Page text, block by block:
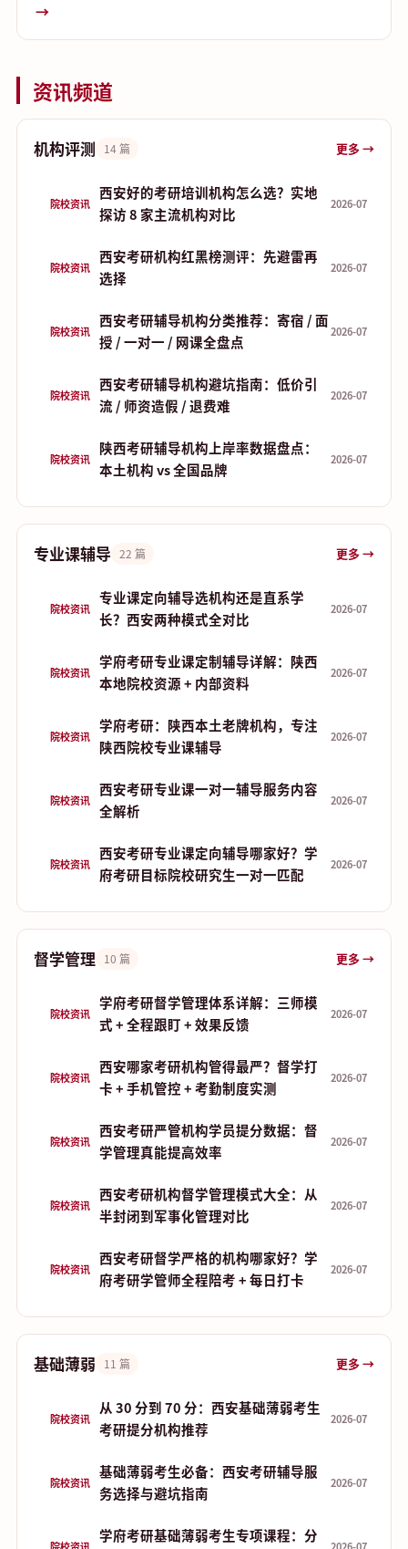
→
资讯频道
机构评测 14 篇 更多 →
院校资讯
西安好的考研培训机构怎么选？实地
探访 8 家主流机构对比
2026-07
院校资讯
西安考研机构红黑榜测评：先避雷再
选择
2026-07
院校资讯
西安考研辅导机构分类推荐：寄宿 / 面
授 / 一对一 / 网课全盘点
2026-07
院校资讯
西安考研辅导机构避坑指南：低价引
流 / 师资造假 / 退费难
2026-07
院校资讯
陕西考研辅导机构上岸率数据盘点：
本土机构 vs 全国品牌
2026-07
专业课辅导 22 篇 更多 →
院校资讯
专业课定向辅导选机构还是直系学
长？西安两种模式全对比
2026-07
院校资讯
学府考研专业课定制辅导详解：陕西
本地院校资源 + 内部资料
2026-07
院校资讯
学府考研：陕西本土老牌机构，专注
陕西院校专业课辅导
2026-07
院校资讯
西安考研专业课一对一辅导服务内容
全解析
2026-07
院校资讯
西安考研专业课定向辅导哪家好？学
府考研目标院校研究生一对一匹配
2026-07
督学管理 10 篇 更多 →
院校资讯
学府考研督学管理体系详解：三师模
式 + 全程跟盯 + 效果反馈
2026-07
院校资讯
西安哪家考研机构管得最严？督学打
卡 + 手机管控 + 考勤制度实测
2026-07
院校资讯
西安考研严管机构学员提分数据：督
学管理真能提高效率
2026-07
院校资讯
西安考研机构督学管理模式大全：从
半封闭到军事化管理对比
2026-07
院校资讯
西安考研督学严格的机构哪家好？学
府考研学管师全程陪考 + 每日打卡
2026-07
基础薄弱 11 篇 更多 →
院校资讯
从 30 分到 70 分：西安基础薄弱考生
考研提分机构推荐
2026-07
院校资讯
基础薄弱考生必备：西安考研辅导服
务选择与避坑指南
2026-07
学府考研基础薄弱考生专项课程：分